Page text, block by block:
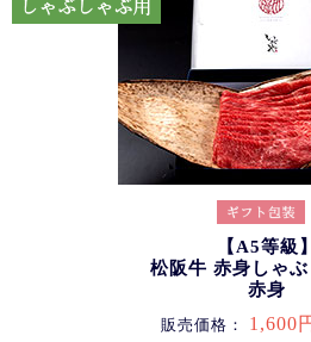
【A5等級】
松阪牛 赤身しゃぶ
赤身
販売価格： 1,600